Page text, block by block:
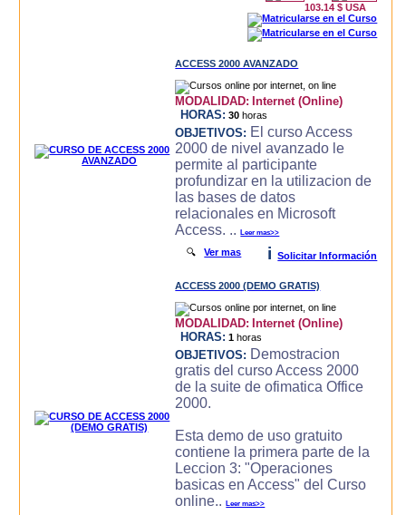
103.14 $ USA
ACCESS 2000 AVANZADO
MODALIDAD: Internet (Online)
HORAS: 30 horas
OBJETIVOS: El curso Access
2000 de nivel avanzado le
permite al participante
profundizar en la utilizacion de
las bases de datos
relacionales en Microsoft
Access. ..Leer mas>>
🔍Ver mas i Solicitar Información
ACCESS 2000 (DEMO GRATIS)
MODALIDAD: Internet (Online)
HORAS: 1 horas
OBJETIVOS: Demostracion
gratis del curso Access 2000
de la suite de ofimatica Office
2000.
Esta demo de uso gratuito
contiene la primera parte de la
Leccion 3: "Operaciones
basicas en Access" del Curso
online..Leer mas>>